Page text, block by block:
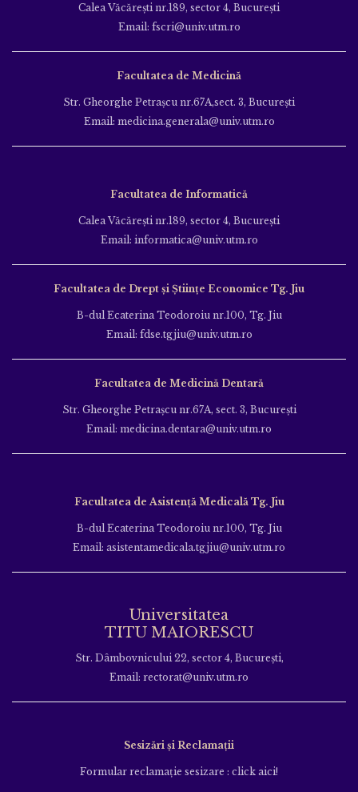
Calea Văcăreşti nr.189, sector 4, Bucureşti
Email: fscri@univ.utm.ro
Facultatea de Medicină
Str. Gheorghe Petraşcu nr.67A,sect. 3, Bucureşti
Email: medicina.generala@univ.utm.ro
Facultatea de Informatică
Calea Văcăreşti nr.189, sector 4, Bucureşti
Email: informatica@univ.utm.ro
Facultatea de Drept și Științe Economice Tg. Jiu
B-dul Ecaterina Teodoroiu nr.100, Tg. Jiu
Email: fdse.tgjiu@univ.utm.ro
Facultatea de Medicină Dentară
Str. Gheorghe Petraşcu nr.67A, sect. 3, Bucureşti
Email: medicina.dentara@univ.utm.ro
Facultatea de Asistență Medicală Tg. Jiu
B-dul Ecaterina Teodoroiu nr.100, Tg. Jiu
Email: asistentamedicala.tgjiu@univ.utm.ro
Universitatea
TITU MAIORESCU
Str. Dâmbovnicului 22, sector 4, București,
Email: rectorat@univ.utm.ro
Sesizări și Reclamații
Formular reclamație sesizare : click aici!